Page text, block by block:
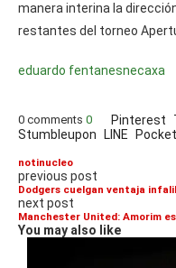
manera interina la
restantes del torneo
eduardo fentanesnecaxa
0 comments 0 Pinterest
Stumbleupon
LINE Pocket
notinucleo
previous post
Dodgers cuelgan ventaja
next post
Manchester United: Amorim
You may also like